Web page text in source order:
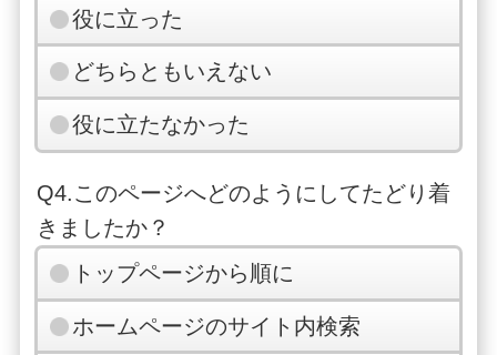
役に立った
どちらともいえない
役に立たなかった
Q4.このページへどのようにしてたどり着
きましたか？
トップページから順に
ホームページのサイト内検索